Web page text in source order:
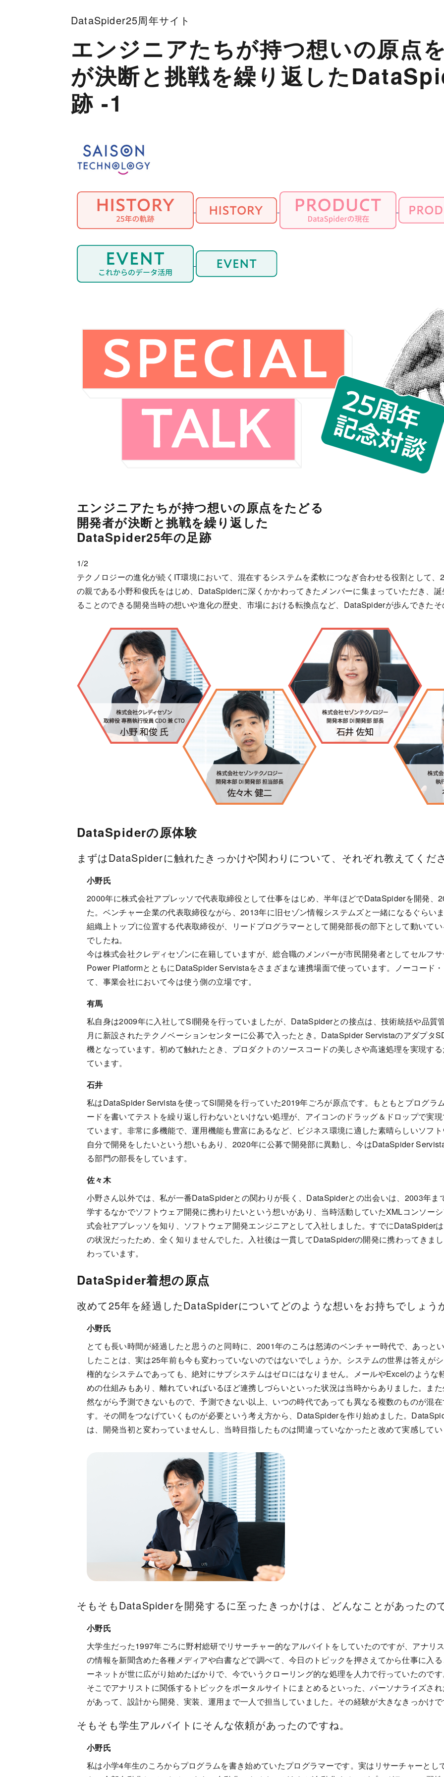
DataSpider25周年サイト
エンジニアたちが持つ想いの原点
が決断と挑戦を繰り返した
跡 -1
エンジニアたちが持つ想いの原点をたどる
開発者が決断と挑戦を繰り返した
DataSpider25年の足跡
1/2
テクノロジーの進化が続くIT環境において、混在するシステムを柔軟につなぎ合わせる役割として
の親である小野和俊氏をはじめ、DataSpiderに深くかかわってきたメンバーに集まっていただき、
ることのできる開発当時の想いや進化の歴史、市場における転換点など、DataSpiderが歩んできた
DataSpiderの原体験
まずはDataSpiderに触れたきっかけや関わりについて、それぞれ教えてくだ
小野氏
2000年に株式会社アプレッソで代表取締役として仕事をはじめ、半年ほどでDataSpiderを開発、
た。ベンチャー企業の代表取締役ながら、2013年に旧セゾン情報システムズと一緒になるぐらい
組織上トップに位置する代表取締役が、リードプログラマーとして開発部長の部下として動いて
でしたね。
今は株式会社クレディセゾンに在籍していますが、総合職のメンバーが市民開発者としてセルフ
Power PlatformとともにDataSpider Servistaをさまざまな連携場面で使っています。ノーコード
て、事業会社において今は使う側の立場です。
有馬
私自身は2009年に入社してSI開発を行っていましたが、DataSpiderとの接点は、技術統括や品質
月に新設されたテクノベーションセンターに公募で入ったとき。DataSpider Servistaのアダプタ
機となっています。初めて触れたとき、プロダクトのソースコードの美しさや高速処理を実現す
ています。
石井
私はDataSpider Servistaを使ってSI開発を行っていた2019年ごろが原点です。もともとプログラ
ードを書いてテストを繰り返し行わないといけない処理が、アイコンのドラッグ＆ドロップで実
ています。非常に多機能で、運用機能も豊富にあるなど、ビジネス環境に適した素晴らしいソフ
自分で開発をしたいという想いもあり、2020年に公募で開発部に異動し、今はDataSpider
る部門の部長をしています。
佐々木
小野さん以外では、私が一番DataSpiderとの関わりが長く、DataSpiderとの出会いは、2003年
学するなかでソフトウェア開発に携わりたいという想いがあり、当時活動していたXMLコンソー
式会社アプレッソを知り、ソフトウェア開発エンジニアとして入社しました。すでにDataSpider
の状況だったため、全く知りませんでした。入社後は一貫してDataSpiderの開発に携わってきま
わっています。
DataSpider着想の原点
改めて25年を経過したDataSpiderについてどのような想いをお持ちでしょう
小野氏
とても長い時間が経過したと思うのと同時に、2001年のころは怒涛のベンチャー時代で、あっと
したことは、実は25年前も今も変わっていないのではないでしょうか。システムの世界は答えが
権的なシステムであっても、絶対にサブシステムはゼロにはなりません。メールやExcelのよう
めの仕組みもあり、離れていればいるほど連携しづらいといった状況は当時からありました。ま
然ながら予測できないもので、予測できない以上、いつの時代であっても異なる複数のものが混
す。その間をつなげていくものが必要という考え方から、DataSpiderを作り始めました。
は、開発当初と変わっていませんし、当時目指したものは間違っていなかったと改めて実感して
そもそもDataSpiderを開発するに至ったきっかけは、どんなことがあったの
小野氏
大学生だった1997年ごろに野村総研でリサーチャー的なアルバイトをしていたのですが、アナリ
の情報を新聞含めた各種メディアや白書などで調べて、今日のトピックを押さえてから仕事に入
ーネットが世に広がり始めたばかりで、今でいうクローリング的な処理を人力で行っていたので
そこでアナリストに関係するトピックをポータルサイトにまとめるといった、パーソナライズさ
があって、設計から開発、実装、運用まで一人で担当していました。その経験が大きなきっかけ
そもそも学生アルバイトにそんな依頼があったのですね。
小野氏
私は小学4年生のころからプログラムを書き始めていたプログラマーです。実はリサーチャーと